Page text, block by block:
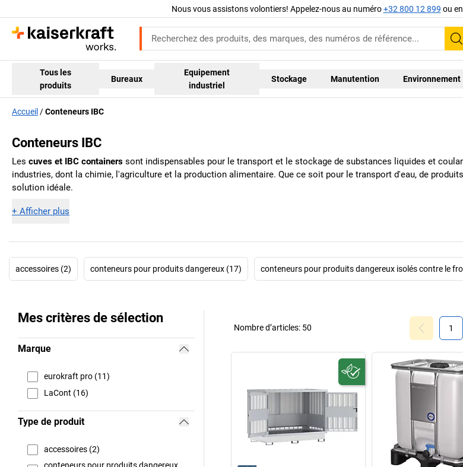
Nous vous assistons volontiers! Appelez-nous au numéro+32 800 12 899 ou
Tous les
produits
Bureaux
Equipement
industriel
Stockage Manutention Environnement
Accueil Conteneurs IBC
Conteneurs IBC
Les cuves et IBC containers sont indispensables pour le transport et le stockage de substances liquides et
industries, dont la chimie, l'agriculture et la production alimentaire. Que ce soit pour le transport d'eau, de
solution idéale.
+ Afficher plus
accessoires (2) conteneurs pour produits dangereux (17) conteneurs pour produits dangereux isolés contre le
Mes critères de sélection
Marque
eurokraft pro (11)
LaCont (16)
Type de produit
accessoires (2)
conteneurs pour produits dangereux
1
Nombre d’articles: 50